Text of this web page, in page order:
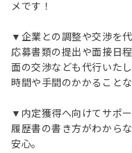
メです！
▼企業との調整や交渉を
応募書類の提出や面接日
面の交渉なども代行いたし
時間や手間のかかること
▼内定獲得へ向けてサポー
履歴書の書き方がわから
安心。